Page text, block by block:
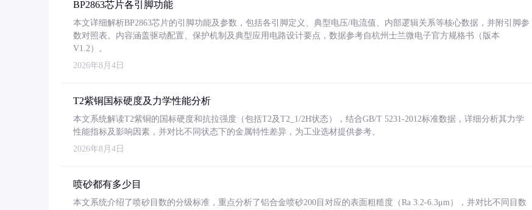
BP2863芯片各引脚功能
本文详细解析BP2863芯片的引脚功能及参数，包括各引脚定义、典型电压/电流值、内部逻辑关系等核心数据，并附引脚参
数对照表。内容涵盖驱动配置、保护机制及典型应用电路设计要点，数据参考自杭州士兰微电子官方规格书（版本
V1.2）。
2026年8月4日
T2紫铜国标硬度及力学性能分析
本文系统解读T2紫铜的国标硬度和抗拉强度（包括T2及T2_1/2H状态），结合GB/T 5231-2012标准数据，详细分析其力学
性能指标及影响因素，并对比不同状态下的金属特性差异，为工业选材提供参考。
2026年8月4日
喷砂都有多少目
本文系统介绍了喷砂目数的分级标准，重点分析了铝合金喷砂200目对应的表面粗糙度（Ra 3.2-6.3μm），并对比不同目数